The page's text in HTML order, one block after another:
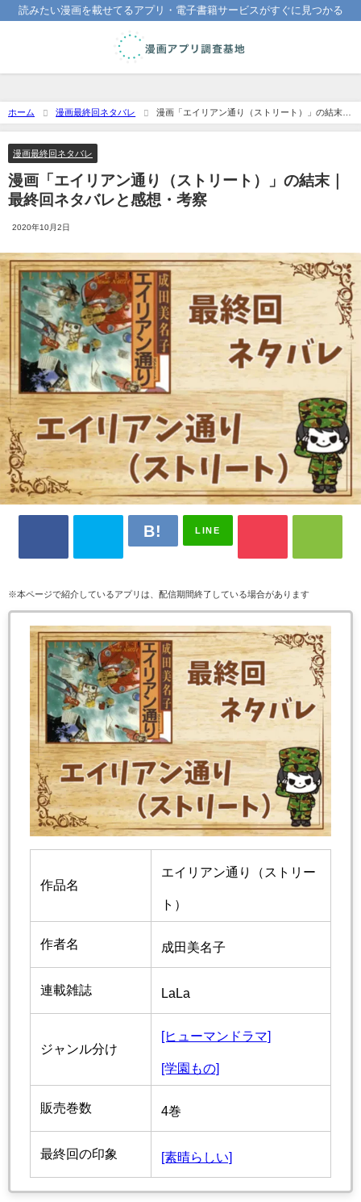
読みたい漫画を載せてるアプリ・電子書籍サービスがすぐに見つかる
ホーム 漫画最終回ネタバレ
漫画「エイリアン通り（ストリート）」の結末｜
最終回ネタバレと感想・考察
漫画最終回ネタバレ
漫画「エイリアン通り（ストリート）」の結末｜
最終回ネタバレと感想・考察
2020年10月2日
LINE
※本ページで紹介しているアプリは、配信期間終了している場合があります
作品名
エイリアン通り（ストリー
ト）
作者名 成田美名子
連載雑誌 LaLa
ジャンル分け
[ヒューマンドラマ]
[学園もの]
販売巻数 4巻
最終回の印象 [素晴らしい]